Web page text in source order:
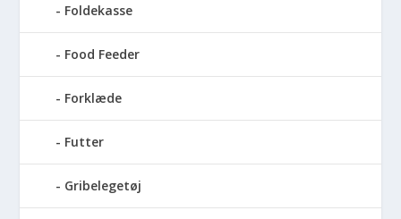
Foldekasse
Food Feeder
Forklæde
Futter
Gribelegetøj